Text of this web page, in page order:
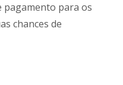
pagamento para os
chances de